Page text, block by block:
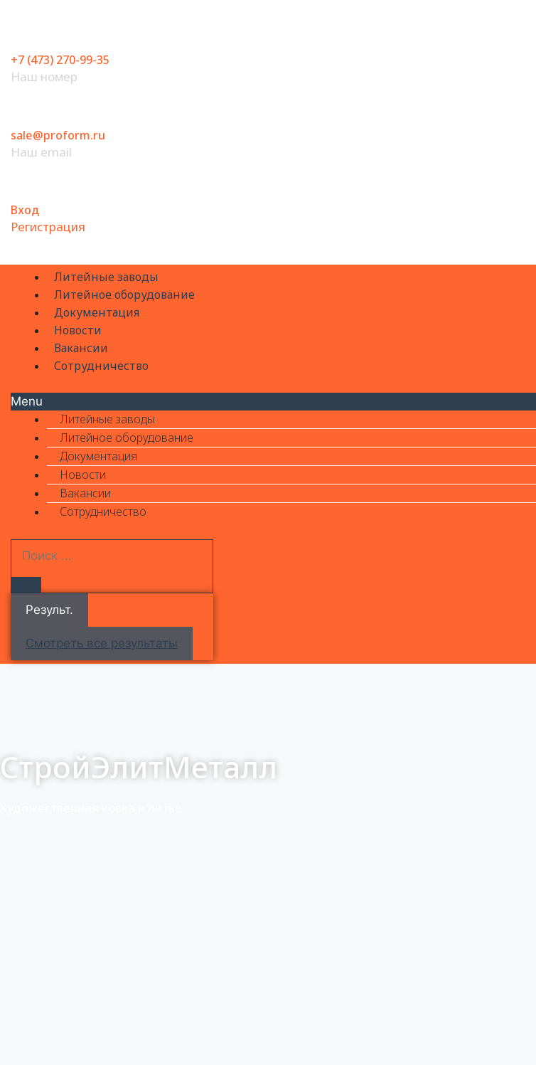
+7 (473) 270-99-35
Наш номер
sale@proform.ru
Наш email
Вход
Регистрация
Литейные заводы
Литейное оборудование
Документация
Новости
Вакансии
Сотрудничество
Menu
Литейные заводы
Литейное оборудование
Документация
Новости
Вакансии
Сотрудничество
Результ.
Смотреть все результаты
СтройЭлитМеталл